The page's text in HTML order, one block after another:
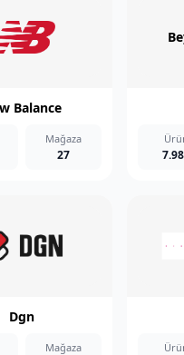
Balance
Mağaza
27
Dgn
Mağaza